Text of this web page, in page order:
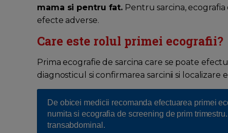
mama si pentru fat. Pentru sarcina,
efecte adverse.
Care este rolul primei ecografii?
Prima ecografie de sarcina care se poate
diagnosticul si confirmarea sarcinii si localizare
De obicei medicii recomanda efectuarea primei
numita si ecografia de screening de prim
transabdominal.